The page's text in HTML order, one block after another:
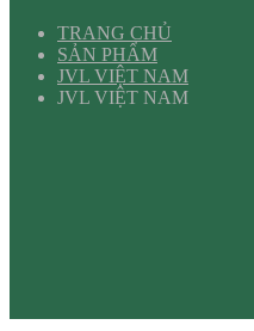
TRANG CHỦ
SẢN PHẨM
JVL VIỆT NAM
JVL VIỆT NAM